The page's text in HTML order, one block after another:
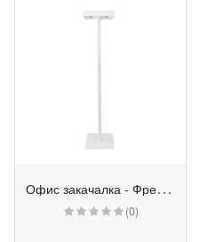
О
фис закачалка - Фрейм бяла
(0)